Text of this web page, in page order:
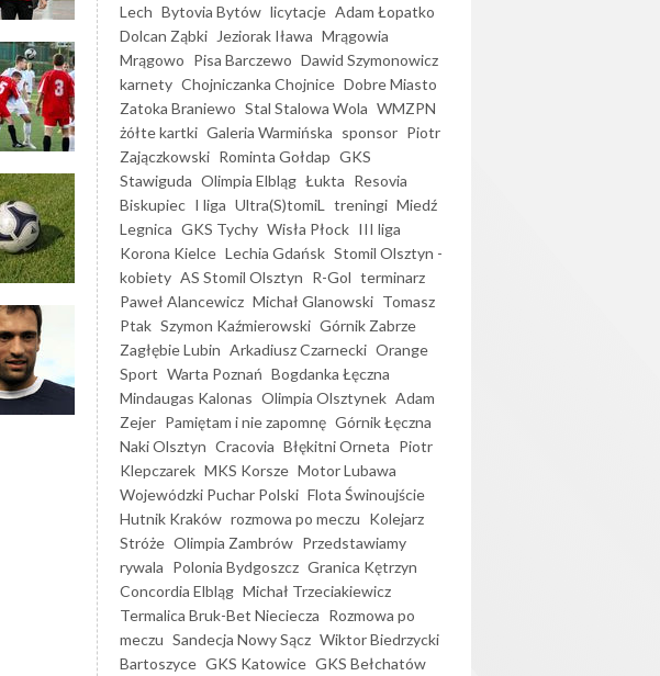
Lech Bytovia Bytów licytacje Adam Łopatko
Dolcan Ząbki
Jeziorak Iława Mrągowia
Mrągowo Pisa Barczewo Dawid Szymonowicz
karnety Chojniczanka Chojnice Dobre Miasto
Zatoka Braniewo Stal Stalowa Wola WMZPN
żółte kartki Galeria Warmińska sponsor Piotr
Zajączkowski Rominta Gołdap GKS
Stawiguda Olimpia Elbląg Łukta Resovia
Biskupiec I liga Ultra(S)tomiL treningi Miedź
Legnica GKS Tychy Wisła Płock III liga
Korona Kielce Lechia Gdańsk Stomil Olsztyn -
kobiety AS Stomil Olsztyn R-Gol terminarz
Paweł Alancewicz Michał Glanowski Tomasz
Ptak Szymon Kaźmierowski Górnik Zabrze
Zagłębie Lubin Arkadiusz Czarnecki Orange
Sport Warta Poznań Bogdanka Łęczna
Mindaugas Kalonas Olimpia Olsztynek Adam
Zejer Pamiętam i nie zapomnę Górnik Łęczna
Naki Olsztyn Cracovia Błękitni Orneta Piotr
Klepczarek MKS Korsze Motor Lubawa
Wojewódzki Puchar Polski Flota Świnoujście
Hutnik Kraków rozmowa po meczu Kolejarz
Stróże Olimpia Zambrów Przedstawiamy
rywala Polonia Bydgoszcz Granica Kętrzyn
Concordia Elbląg Michał Trzeciakiewicz
Termalica Bruk-Bet Nieciecza Rozmowa po
meczu Sandecja Nowy Sącz Wiktor Biedrzycki
Bartoszyce GKS Katowice GKS Bełchatów